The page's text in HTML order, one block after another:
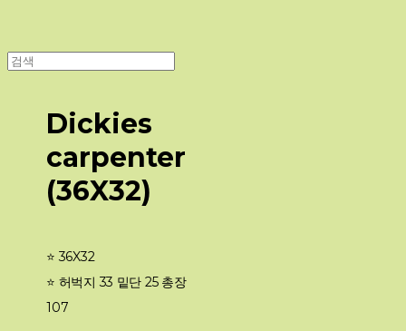
Dickies
carpenter
(36X32)
⭐️ 36X32
⭐️ 허벅지 33 밑단 25 총장
107